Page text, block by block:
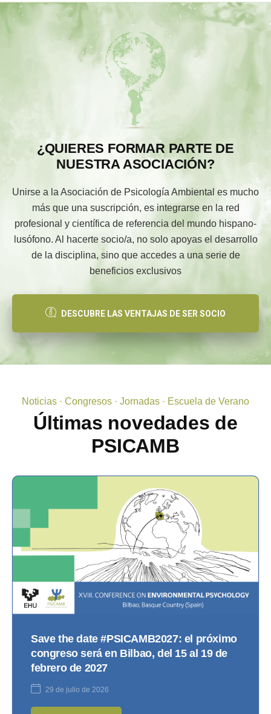
¿QUIERES FORMAR PARTE DE
NUESTRA ASOCIACIÓN?
Unirse a la Asociación de Psicología Ambiental es mucho
más que una suscripción, es integrarse en la red
profesional y científica de referencia del mundo hispano-
lusófono. Al hacerte socio/a, no solo apoyas el desarrollo
de la disciplina, sino que accedes a una serie de
beneficios exclusivos
DESCUBRE LAS VENTAJAS DE SER SOCIO
Noticias · Congresos · Jornadas · Escuela de Verano
Últimas novedades de
PSICAMB
Save the date #PSICAMB2027: el próximo
congreso será en Bilbao, del 15 al 19 de
febrero de 2027
29 de julio de 2026